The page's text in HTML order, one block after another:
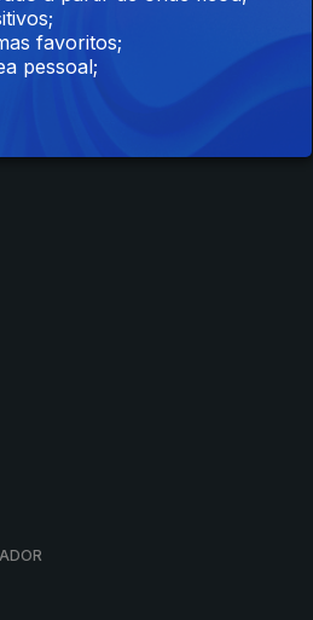
favoritos;
pessoal;